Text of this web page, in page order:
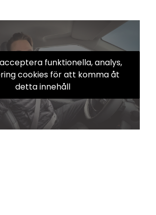
funktionella, analys,
cookies för att komma åt
detta innehåll